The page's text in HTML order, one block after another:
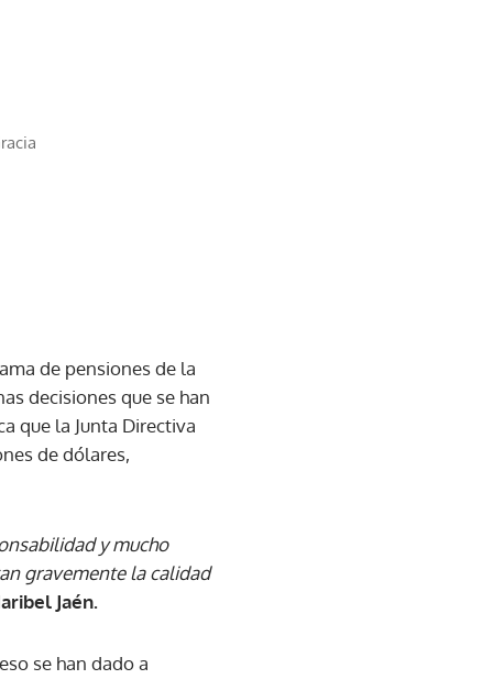
de pensiones de la
decisiones que se han
que la Junta Directiva
de dólares,
y mucho
gravemente la calidad
Jaén.
se han dado a